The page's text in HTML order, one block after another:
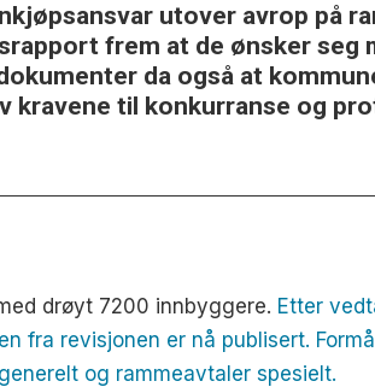
utover avrop på
frem at de ønsker seg
da også at
kravene til konkurranse og
drøyt 7200 innbyggere. Etter
fra revisjonen er nå publisert.
og rammeavtaler spesielt.